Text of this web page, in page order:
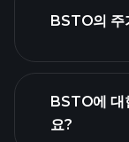
BSTO의 주
BSTO에 대
요?